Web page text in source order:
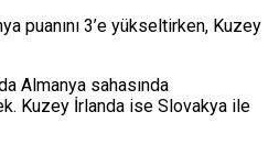
puanını 3’e yükseltirken, Kuzey
Almanya sahasında
Kuzey İrlanda ise Slovakya ile